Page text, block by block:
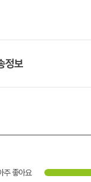
정보
주 좋아요